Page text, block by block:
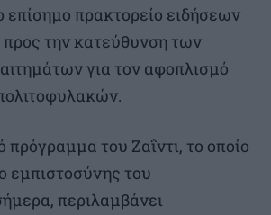
πρακτορείο ειδήσεων
την κατεύθυνση των
για τον αφοπλισμό
πρόγραμμα του Ζαΐντι, το οποίο
εμπιστοσύνης του
περιλαμβάνει